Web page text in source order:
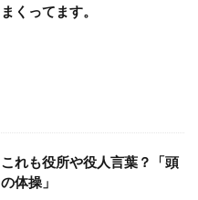
まくってます。
これも役所や役人言葉？「頭
の体操」